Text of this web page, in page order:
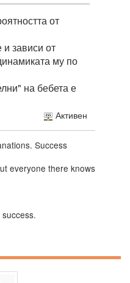
от
зависи от
му по
на бебета е
Активен
Success
everyone there knows